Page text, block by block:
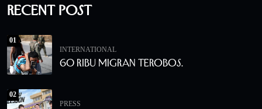
Recent Post
01
INTERNATIONAL
60 Ribu Migran Terobos.
02
PRESS